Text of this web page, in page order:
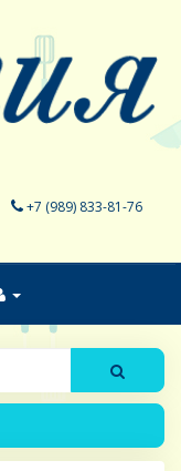
+7 (989) 833-81-76